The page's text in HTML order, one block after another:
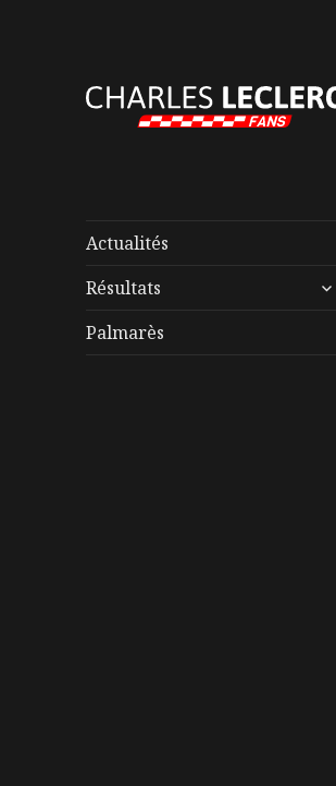
Actualités
Résultats
Palmarès